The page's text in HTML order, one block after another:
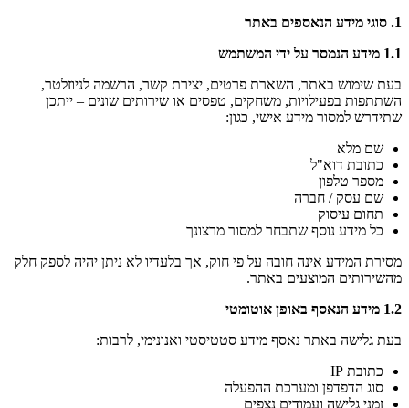
1. סוגי מידע הנאספים באתר
1.1 מידע הנמסר על ידי המשתמש
בעת שימוש באתר, השארת פרטים, יצירת קשר, הרשמה לניוזלטר,
השתתפות בפעילויות, משחקים, טפסים או שירותים שונים – ייתכן
שתידרש למסור מידע אישי, כגון:
שם מלא
כתובת דוא"ל
מספר טלפון
שם עסק / חברה
תחום עיסוק
כל מידע נוסף שתבחר למסור מרצונך
מסירת המידע אינה חובה על פי חוק, אך בלעדיו לא ניתן יהיה לספק חלק
מהשירותים המוצעים באתר.
1.2 מידע הנאסף באופן אוטומטי
בעת גלישה באתר נאסף מידע סטטיסטי ואנונימי, לרבות:
כתובת IP
סוג הדפדפן ומערכת ההפעלה
זמני גלישה ועמודים נצפים